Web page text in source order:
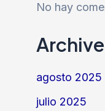
No hay
agosto 2025
julio 2025